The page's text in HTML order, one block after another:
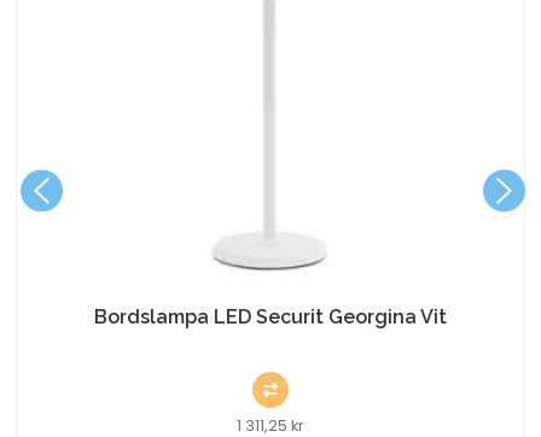
Bordslampa LED Securit Georgina Vit
1 311,25 kr